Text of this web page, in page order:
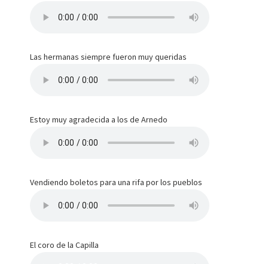
Las hermanas siempre fueron muy queridas
Estoy muy agradecida a los de Arnedo
Vendiendo boletos para una rifa por los pueblos
El coro de la Capilla